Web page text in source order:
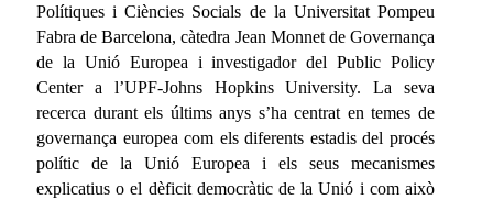
Polítiques i Ciències Socials de la Universitat Pompeu
Fabra de Barcelona, càtedra Jean Monnet de Governança
de la Unió Europea i investigador del Public Policy
Center a l’UPF-Johns Hopkins University. La seva
recerca durant els últims anys s’ha centrat en temes de
governança europea com els diferents estadis del procés
polític de la Unió Europea i els seus mecanismes
explicatius o el dèficit democràtic de la Unió i com això